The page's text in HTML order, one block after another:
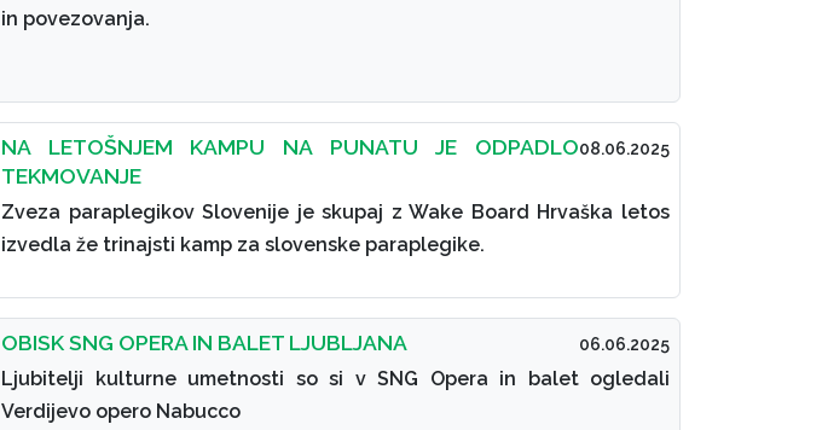
in povezovanja.
08.06.2025
NA LETOŠNJEM KAMPU NA PUNATU JE ODPADLO
TEKMOVANJE
Zveza paraplegikov Slovenije je skupaj z Wake Board Hrvaška letos
izvedla že trinajsti kamp za slovenske paraplegike.
06.06.2025
OBISK SNG OPERA IN BALET LJUBLJANA
Ljubitelji kulturne umetnosti so si v SNG Opera in balet ogledali
Verdijevo opero Nabucco